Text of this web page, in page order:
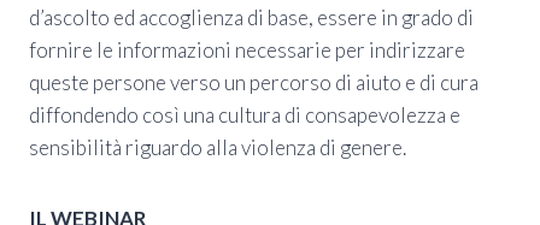
d’ascolto ed accoglienza di base, essere in grado di
fornire le informazioni necessarie per indirizzare
queste persone verso un percorso di aiuto e di cura
diffondendo così una cultura di consapevolezza e
sensibilità riguardo alla violenza di genere.
IL WEBINAR